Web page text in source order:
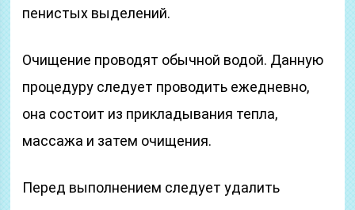
пенистых выделений.
Очищение проводят обычной водой. Данную
процедуру следует проводить ежедневно,
она состоит из прикладывания тепла,
массажа и затем очищения.
Перед выполнением следует удалить